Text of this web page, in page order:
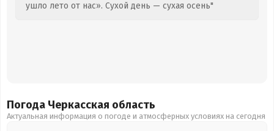
ушло лето от нас». Сухой день — сухая осень"
Погода Черкасская область
Актуальная информация о погоде и атмосферных условиях на сегодня